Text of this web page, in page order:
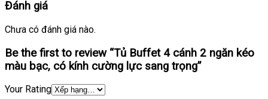
Đánh giá
Chưa có đánh giá nào.
Be the first to review “Tủ Buffet 4 cánh 2 ngăn kéo
màu bạc, có kính cường lực sang trọng”
Your Rating